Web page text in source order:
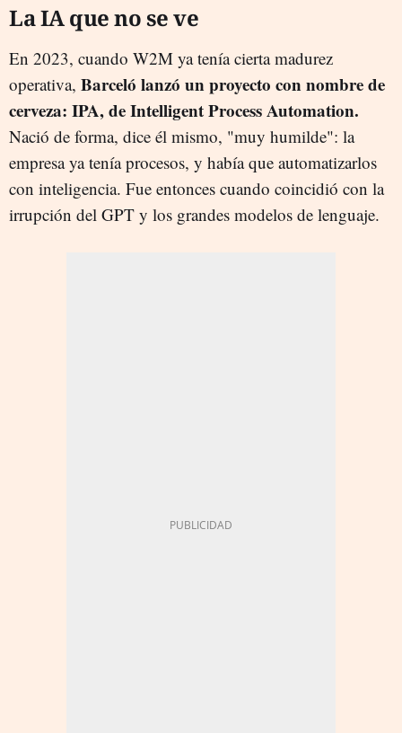
La IA que no se ve
En 2023, cuando W2M ya tenía cierta madurez
operativa, Barceló lanzó un proyecto con nombre de
cerveza: IPA, de Intelligent Process Automation.
Nació de forma, dice él mismo, "muy humilde": la
empresa ya tenía procesos, y había que automatizarlos
con inteligencia. Fue entonces cuando coincidió con la
irrupción del GPT y los grandes modelos de lenguaje.